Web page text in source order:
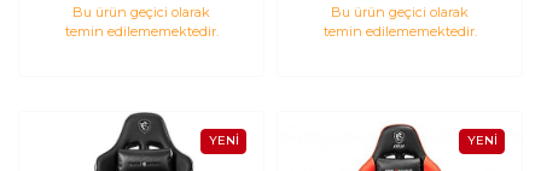
Bu ürün geçici olarak
temin edilememektedir.
Bu ürün geçici olarak
temin edilememektedir.